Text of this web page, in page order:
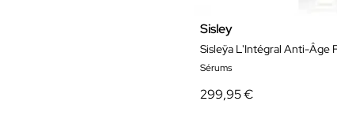
Sisley
Sérums
299,95 €